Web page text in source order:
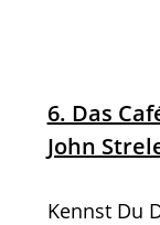
6. Das
John
Kennst Du